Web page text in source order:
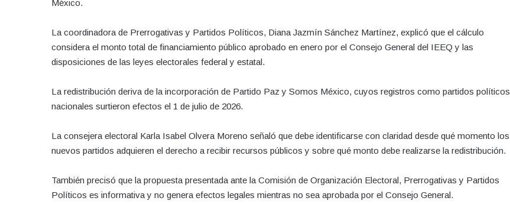
México.
La coordinadora de Prerrogativas y Partidos Políticos, Diana Jazmín Sánchez Martínez, explicó que el cálculo
considera el monto total de financiamiento público aprobado en enero por el Consejo General del IEEQ y las
disposiciones de las leyes electorales federal y estatal.
La redistribución deriva de la incorporación de Partido Paz y Somos México, cuyos registros como partidos políticos
nacionales surtieron efectos el 1 de julio de 2026.
La consejera electoral Karla Isabel Olvera Moreno señaló que debe identificarse con claridad desde qué momento los
nuevos partidos adquieren el derecho a recibir recursos públicos y sobre qué monto debe realizarse la redistribución.
También precisó que la propuesta presentada ante la Comisión de Organización Electoral, Prerrogativas y Partidos
Políticos es informativa y no genera efectos legales mientras no sea aprobada por el Consejo General.